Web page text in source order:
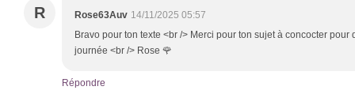
R Rose63Auv 14/11/2025 05:57
Bravo pour ton texte <br /> Merci pour ton sujet à concocter pour
journée <br /> Rose 🌹
Répondre